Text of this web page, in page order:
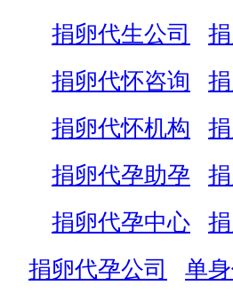
捐卵代生公司
捐卵代怀咨询
捐卵代怀机构
捐卵代孕助孕
捐卵代孕中心
捐卵代孕公司
单